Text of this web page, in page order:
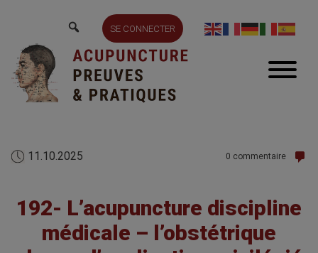
SE CONNECTER
11.10.2025 0 commentaire
192- L’acupuncture discipline
médicale – l’obstétrique